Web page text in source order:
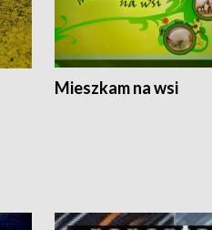
Mieszkam na wsi